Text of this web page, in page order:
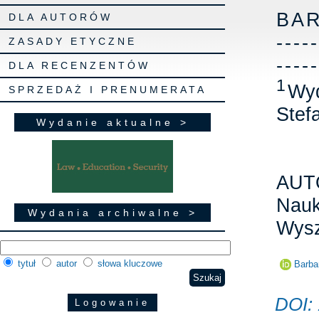
DLA AUTORÓW
ZASADY ETYCZNE
DLA RECENZENTÓW
SPRZEDAŻ I PRENUMERATA
Wydanie aktualne >
Wydania archiwalne >
tytuł autor słowa kluczowe
Logowanie
1
DOI: